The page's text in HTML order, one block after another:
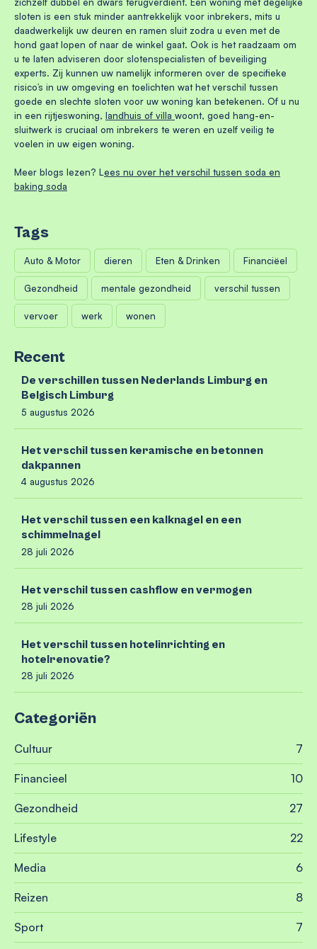
sloten is een stuk minder aantrekkelijk voor inbrekers, mits u
daadwerkelijk uw deuren en ramen sluit zodra u even met de
hond gaat lopen of naar de winkel gaat. Ook is het raadzaam om
u te laten adviseren door slotenspecialisten of beveiliging
experts. Zij kunnen uw namelijk informeren over de specifieke
risico’s in uw omgeving en toelichten wat het verschil tussen
goede en slechte sloten voor uw woning kan betekenen. Of u nu
in een rijtjeswoning, landhuis of villa woont, goed hang-en-
sluitwerk is cruciaal om inbrekers te weren en uzelf veilig te
voelen in uw eigen woning.
Meer blogs lezen? Lees nu over het verschil tussen soda en
baking soda
Tags
Auto & Motor dieren Eten & Drinken Financiëel
Gezondheid mentale gezondheid verschil tussen
vervoer werk wonen
Recent
De verschillen tussen Nederlands Limburg en
Belgisch Limburg
5 augustus 2026
Het verschil tussen keramische en betonnen
dakpannen
4 augustus 2026
Het verschil tussen een kalknagel en een
schimmelnagel
28 juli 2026
Het verschil tussen cashflow en vermogen
28 juli 2026
Het verschil tussen hotelinrichting en
hotelrenovatie?
28 juli 2026
Categoriën
Cultuur 7
Financieel 10
Gezondheid 27
Lifestyle 22
Media 6
Reizen 8
Sport 7